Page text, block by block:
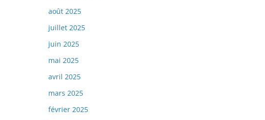
août 2025
juillet 2025
juin 2025
mai 2025
avril 2025
mars 2025
février 2025